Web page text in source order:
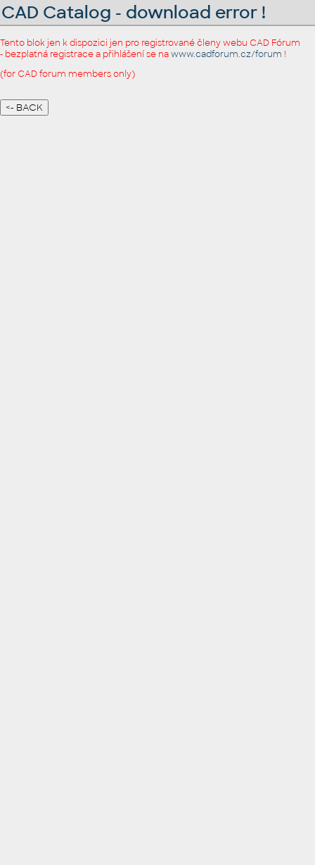
CAD Catalog - download error !
Tento blok jen k dispozici jen pro registrované členy webu CAD Fórum
- bezplatná registrace a přihlášení se nawww.cadforum.cz/forum !
(for CAD forum members only)